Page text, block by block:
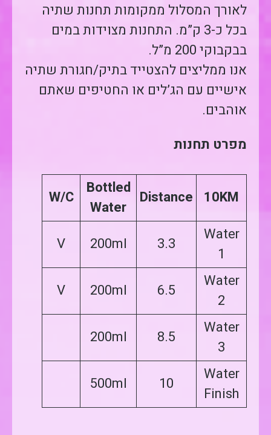
לאורך המסלול ממקומות תחנות שתיה
בכל כ-3 ק”מ. התחנות מצוידות במים
בבקבוקי 200 מ”ל.
אנו ממליצים להצטייד בתיק/חגורת שתיה
אישיים עם הג’לים או החטיפים שאתם
אוהבים.
מפרט תחנות
10KM
Distance
Bottled
Water
W/C
Water
1
3.3
200ml
V
Water
2
6.5
200ml
V
Water
3
8.5
200ml
Water
Finish
10
500ml